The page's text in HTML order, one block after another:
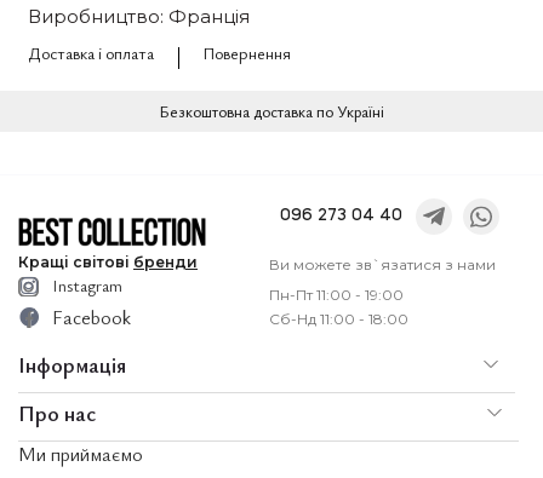
Виробництво: Франція
Доставка і оплата
Повернення
Безкоштовна доставка по Україні
Кращі світові бренди
096 273 04 40
Ви можете зв`язатися з нами
Пн-Пт 11:00 - 19:00
Сб-Нд 11:00 - 18:00
Про нас
Послуги
Інформація
Доставка і оплата
Instagram
Facebook
Ми приймаємо